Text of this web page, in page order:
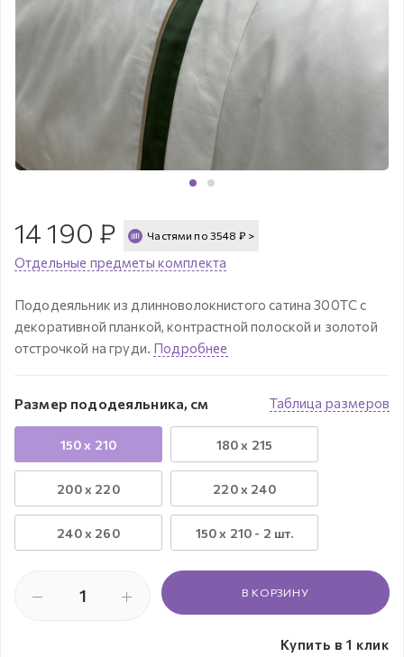
14 190 ₽ Частями по 3548 ₽ >
Отдельные предметы комплекта
Пододеяльник из длинноволокнистого сатина 300ТС с
декоративной планкой, контрастной полоской и золотой
отстрочкой на груди. Подробнее
Таблица размеров
Размер пододеяльника, см
150 x 210 180 x 215
200 x 220 220 x 240
240 х 260 150 х 210 - 2 шт.
В КОРЗИНУ
Купить в 1 клик